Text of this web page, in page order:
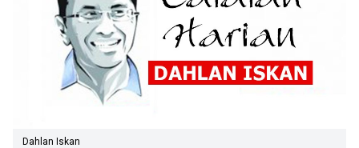
Dahlan Iskan